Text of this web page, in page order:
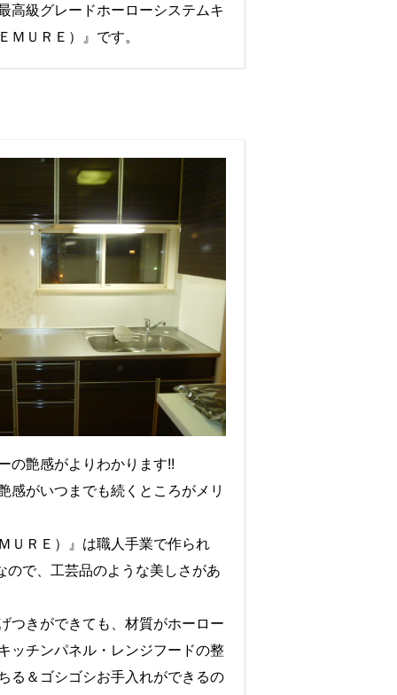
高級グレードホーローシステムキ
ＭＵＲＥ）』です。
の艶感がよりわかります!!
感がいつまでも続くところがメリ
ＵＲＥ）』は職人手業で作られ
ので、工芸品のような美しさがあ
つきができても、材質がホーロー
ッチンパネル・レンジフードの整
る＆ゴシゴシお手入れができるの